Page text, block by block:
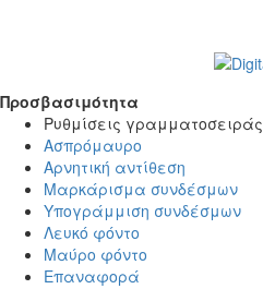
Προσβασιμότητα
Προσβασιμότητα
Ρυθμίσεις γραμματοσειράς
Ασπρόμαυρο
Αρνητική αντίθεση
Μαρκάρισμα συνδέσμων
Υπογράμμιση συνδέσμων
Λευκό φόντο
Μαύρο φόντο
Επαναφορά